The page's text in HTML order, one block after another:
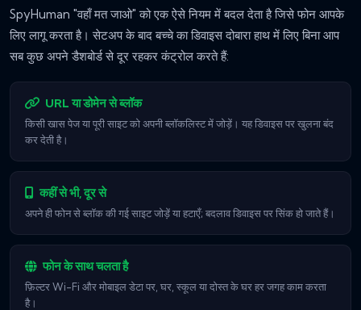
SpyHuman "वहाँ मत जाओ" को एक ऐसे नियम में बदल देता है जिसे फोन आपके
लिए लागू करता है। सेटअप के बाद बच्चे का डिवाइस दोबारा हाथ में लिए बिना आप
सब कुछ अपने डैशबोर्ड से दूर रहकर कंट्रोल करते हैं:
URL या डोमेन से ब्लॉक
किसी खास पेज या पूरी साइट को अपनी ब्लॉकलिस्ट में जोड़ें। यह डिवाइस पर खुलना बंद
कर देती है।
कहीं से भी, दूर से
अपने ही फोन से ब्लॉक की गई साइट जोड़ें या हटाएँ; बदलाव डिवाइस पर सिंक हो जाते हैं।
फोन के साथ चलता है
फ़िल्टर Wi-Fi और मोबाइल डेटा पर, घर, स्कूल या दोस्त के घर हर जगह काम करता
है।